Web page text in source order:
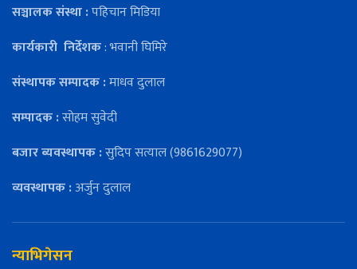
सञ्चालक संस्था :पहिचान मिडिया
कार्यकारी निर्देशक: भवानी घिमिरे
संस्थापक सम्पादक :माधव दुलाल
सम्पादक :सोहम सुवेदी
बजार ब्यवस्थापक :सुदिप सत्याल (9861629077)
व्यवस्थापक :अर्जुन दुलाल
न्याभिगेसन